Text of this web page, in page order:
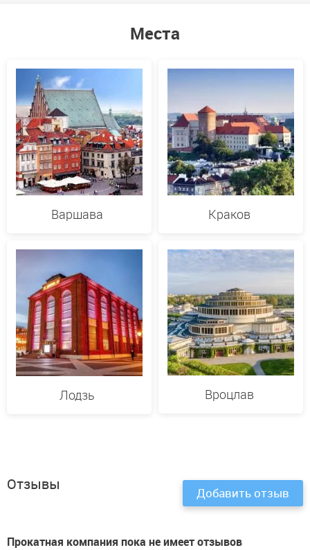
Места
Варшава Краков
Лодзь Вроцлав
Отзывы Добавить отзыв
Прокатная компания пока не имеет отзывов